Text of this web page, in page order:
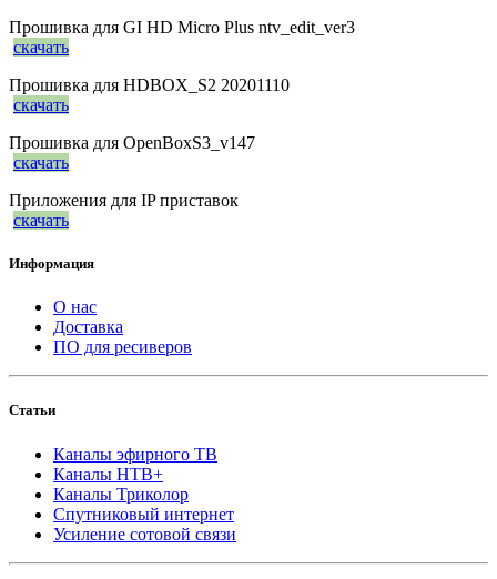
Прошивка для GI HD Micro Plus ntv_edit_ver3
скачать
Прошивка для HDBOX_S2 20201110
скачать
Прошивка для OpenBoxS3_v147
скачать
Приложения для IP приставок
скачать
Информация
О нас
Доставка
ПО для ресиверов
Статьи
Каналы эфирного ТВ
Каналы НТВ+
Каналы Триколор
Спутниковый интернет
Усиление сотовой связи